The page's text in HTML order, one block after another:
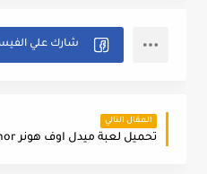
المقال التالي